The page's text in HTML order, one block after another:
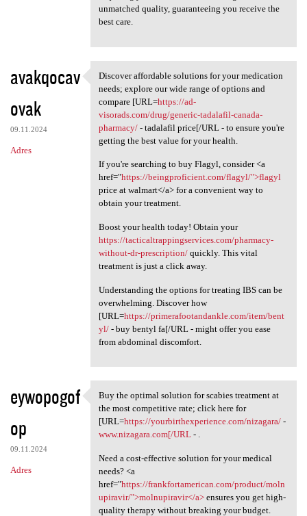
unmatched quality, guaranteeing you receive the
best care.
avakqocav
ovak
09.11.2024
Adres
Discover affordable solutions
Discover affordable solutions for your medication
needs; explore our wide range of options and
compare [URL=https://ad-
visorads.com/drug/generic-tadalafil-canada-
pharmacy/- tadalafil price[/URL - to ensure you're
getting the best value for your health.
If you're searching to buy Flagyl, consider <a
href="https://beingproficient.com/flagyl/">flagyl
price at walmart</a> for a convenient way to
obtain your treatment.
Boost your health today! Obtain your
https://tacticaltrappingservices.com/pharmacy-
without-dr-prescription/quickly. This vital
treatment is just a click away.
Understanding the options for treating IBS can be
overwhelming. Discover how
[URL=https://primerafootandankle.com/item/bent
yl/- buy bentyl fa[/URL - might offer you ease
from abdominal discomfort.
eywopogof
op
09.11.2024
Adres
Buy the optimal solution for
Buy the optimal solution for scabies treatment at
the most competitive rate; click here for
[URL=https://yourbirthexperience.com/nizagara/-
www.nizagara.com[/URL- .
Need a cost-effective solution for your medical
needs? <a
href="https://frankfortamerican.com/product/moln
upiravir/">molnupiravir</a>ensures you get high-
quality therapy without breaking your budget.